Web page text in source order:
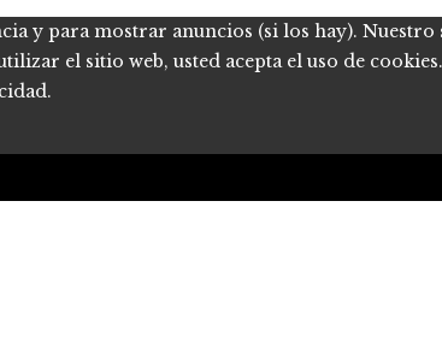
y para mostrar anuncios (si los hay).
el sitio web, usted acepta el uso de